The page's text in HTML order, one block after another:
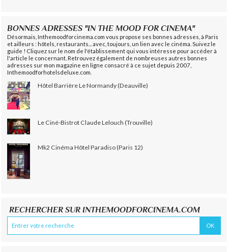
BONNES ADRESSES "IN THE MOOD FOR CINEMA"
Désormais, Inthemoodforcinema.com vous propose ses bonnes adresses, à Paris
et ailleurs : hôtels, restaurants... avec, toujours, un lien avec le cinéma. Suivez le
guide ! Cliquez sur le nom de l'établissement qui vous intéresse pour accéder à
l'article le concernant. Retrouvez également de nombreuses autres bonnes
adresses sur mon magazine en ligne consacré à ce sujet depuis 2007,
Inthemoodforhotelsdeluxe.com.
Hôtel Barrière Le Normandy (Deauville)
Le Ciné-Bistrot Claude Lelouch (Trouville)
Mk2 Cinéma Hôtel Paradiso (Paris 12)
RECHERCHER SUR INTHEMOODFORCINEMA.COM